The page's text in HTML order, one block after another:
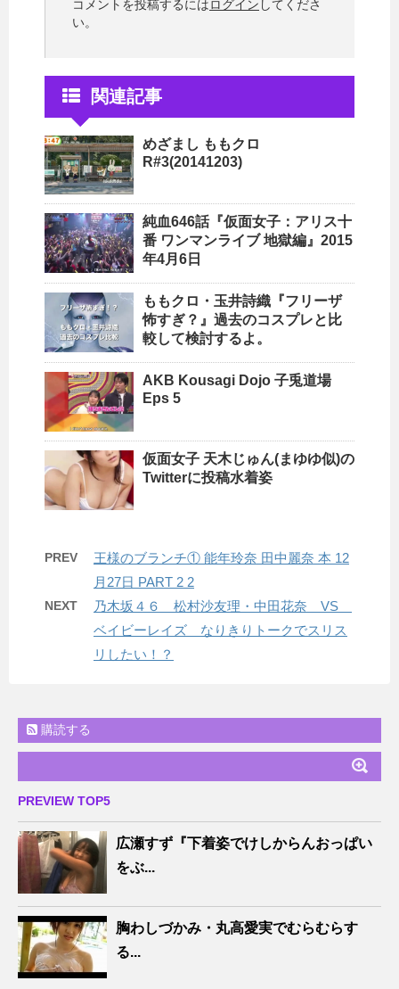
コメントを投稿するにはログイン してくださ
い。
関連記事
めざまし ももクロ
R#3(20141203)
純血646話『仮面女子：アリス十
番 ワンマンライブ 地獄編』2015
年4月6日
ももクロ・玉井詩織『フリーザ
怖すぎ？』過去のコスプレと比
較して検討するよ。
AKB Kousagi Dojo 子兎道場
Eps 5
仮面女子 天木じゅん(まゆゆ似)の
Twitterに投稿水着姿
PREV
王様のブランチ① 能年玲奈 田中麗奈 本 12
月27日 PART 2 2
NEXT
乃木坂４６ 松村沙友理・中田花奈 VS
ベイビーレイズ なりきりトークでスリス
リしたい！？
購読する
PREVIEW TOP5
広瀬すず『下着姿でけしからんおっぱい
をぶ...
胸わしづかみ・丸高愛実でむらむらす
る...